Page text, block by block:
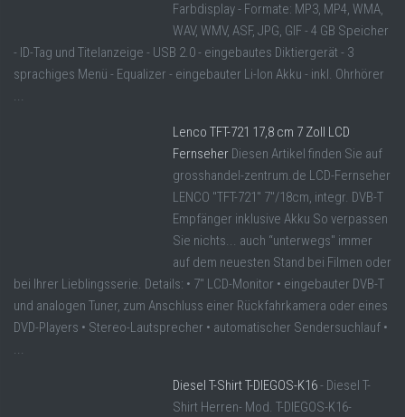
Farbdisplay - Formate: MP3, MP4, WMA,
WAV, WMV, ASF, JPG, GIF - 4 GB Speicher
- ID-Tag und Titelanzeige - USB 2.0 - eingebautes Diktiergerät - 3
sprachiges Menü - Equalizer - eingebauter Li-Ion Akku - inkl. Ohrhörer
...
Lenco TFT-721 17,8 cm 7 Zoll LCD
Fernseher Diesen Artikel finden Sie auf
grosshandel-zentrum.de LCD-Fernseher
LENCO "TFT-721" 7"/18cm, integr. DVB-T
Empfänger inklusive Akku So verpassen
Sie nichts... auch “unterwegs" immer
auf dem neuesten Stand bei Filmen oder
bei Ihrer Lieblingsserie. Details: • 7" LCD-Monitor • eingebauter DVB-T
und analogen Tuner, zum Anschluss einer Rückfahrkamera oder eines
DVD-Players • Stereo-Lautsprecher • automatischer Sendersuchlauf •
...
Diesel T-Shirt T-DIEGOS-K16- Diesel T-
Shirt Herren- Mod. T-DIEGOS-K16-